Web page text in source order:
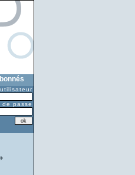
utilisateur
de passe